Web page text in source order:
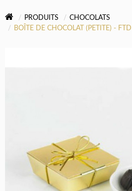
PRODUITS
CHOCOLATS
BOÎTE DE CHOCOLAT (PETITE) - FTD